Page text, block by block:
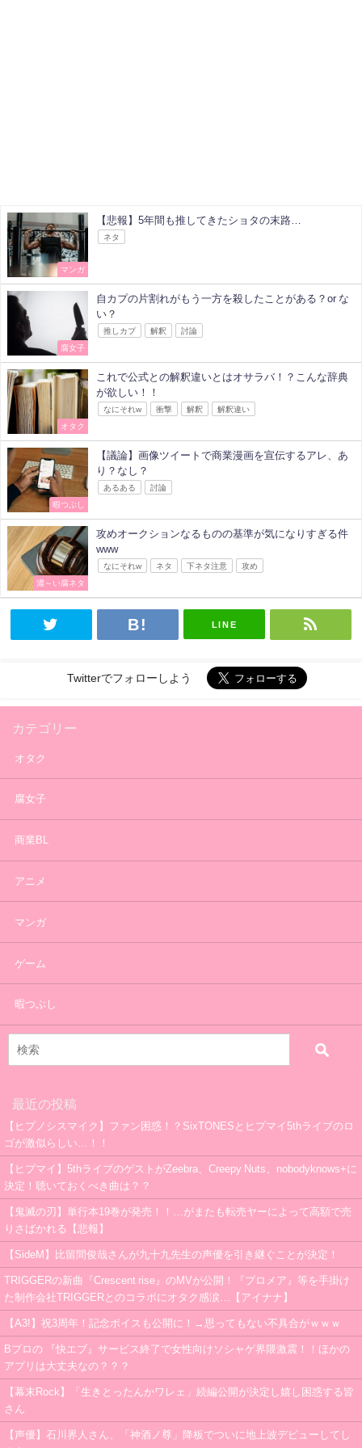
マンガ
【悲報】5年間も推してきたショタの末路…
ネタ
腐女子
自カプの片割れがもう一方を殺したことがある？or な
い？
推しカプ 解釈 討論
オタク
これで公式との解釈違いとはオサラバ！？こんな辞典
が欲しい！！
なにそれw 衝撃 解釈 解釈違い
暇つぶし
【議論】画像ツイートで商業漫画を宣伝するアレ、あ
り？なし？
あるある 討論
濃～い腐ネタ
攻めオークションなるものの基準が気になりすぎる件
www
なにそれw ネタ 下ネタ注意 攻め
LINE
Twitterでフォローしよう
カテゴリー
オタク
腐女子
商業BL
アニメ
マンガ
ゲーム
暇つぶし
最近の投稿
【ヒプノシスマイク】ファン困惑！？SixTONESとヒプマイ5thライブのロ
ゴが激似らしい…！！
【ヒプマイ】5thライブのゲストがZeebra、Creepy Nuts、nobodyknows+に
決定！聴いておくべき曲は？？
【鬼滅の刃】単行本19巻が発売！！…がまたも転売ヤーによって高額で売
りさばかれる【悲報】
【SideM】比留間俊哉さんが九十九先生の声優を引き継ぐことが決定！
TRIGGERの新曲『Crescent rise』のMVが公開！『プロメア』等を手掛け
た制作会社TRIGGERとのコラボにオタク感涙…【アイナナ】
【A3!】祝3周年！記念ボイスも公開に！→思ってもない不具合がｗｗｗ
Bプロの 『快エブ』サービス終了で女性向けソシャゲ界隈激震！！ほかの
アプリは大丈夫なの？？？
【幕末Rock】「生きとったんかワレェ」続編公開が決定し嬉し困惑する皆
さん
【声優】石川界人さん、「神酒ノ尊」降板でついに地上波デビューしてし